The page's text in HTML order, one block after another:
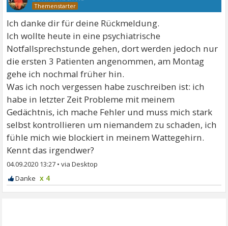
Ich danke dir für deine Rückmeldung.
Ich wollte heute in eine psychiatrische
Notfallsprechstunde gehen, dort werden jedoch nur
die ersten 3 Patienten angenommen, am Montag
gehe ich nochmal früher hin.
Was ich noch vergessen habe zuschreiben ist: ich
habe in letzter Zeit Probleme mit meinem
Gedächtnis, ich mache Fehler und muss mich stark
selbst kontrollieren um niemandem zu schaden, ich
fühle mich wie blockiert in meinem Wattegehirn.
Kennt das irgendwer?
04.09.2020 13:27 •
x 4